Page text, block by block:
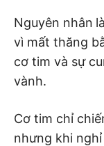
Nguyên nhân
vì mất thăng
cơ tim và sự
vành.
Cơ tim chỉ
nhưng khi